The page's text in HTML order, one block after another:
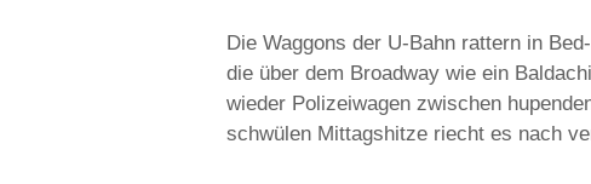
Die Waggons der U-Bahn rattern in
die über dem Broadway wie ein
wieder Polizeiwagen zwischen
schwülen Mittagshitze riecht es nach